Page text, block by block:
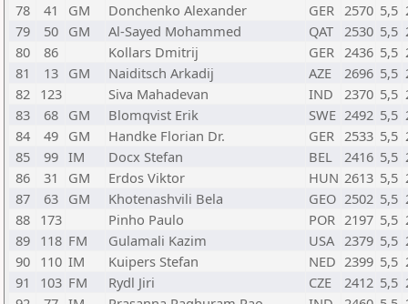
78
41 GM Donchenko Alexander GER 2570 5,5
79
50 GM Al-Sayed Mohammed QAT 2530 5,5
80
86 Kollars Dmitrij GER 2436 5,5
81
13 GM Naiditsch Arkadij AZE 2696 5,5
82 123 Siva Mahadevan IND 2370 5,5
83
68 GM Blomqvist Erik SWE 2492 5,5
84
49 GM Handke Florian Dr. GER 2533 5,5
85
99 IM Docx Stefan BEL 2416 5,5
86
31 GM Erdos Viktor HUN 2613 5,5
87
63 GM Khotenashvili Bela GEO 2502 5,5
88 173 Pinho Paulo POR 2197 5,5
89 118 FM Gulamali Kazim USA 2379 5,5
90 110 IM Kuipers Stefan NED 2399 5,5
91
103 FM Rydl Jiri CZE 2412 5,5